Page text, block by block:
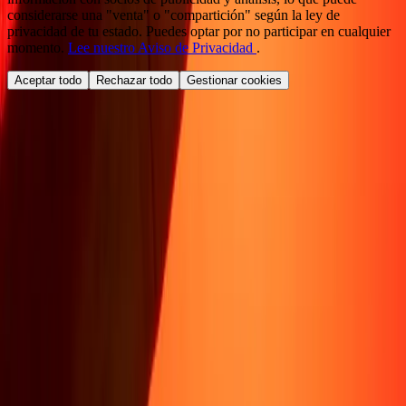
considerarse una "venta" o "compartición" según la ley de
privacidad de tu estado. Puedes optar por no participar en cualquier
momento. Lee nuestro Aviso de Privacidad .
Aceptar todo Rechazar todo Gestionar cookies